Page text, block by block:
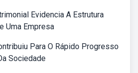
Evidencia A Estrutura
Uma Empresa
Para O Rápido Progresso
Sociedade